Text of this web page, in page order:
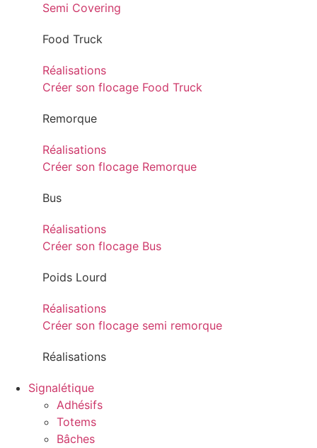
Semi Covering
Food Truck
Réalisations
Créer son flocage Food Truck
Remorque
Réalisations
Créer son flocage Remorque
Bus
Réalisations
Créer son flocage Bus
Poids Lourd
Réalisations
Créer son flocage semi remorque
Réalisations
Signalétique
Adhésifs
Totems
Bâches